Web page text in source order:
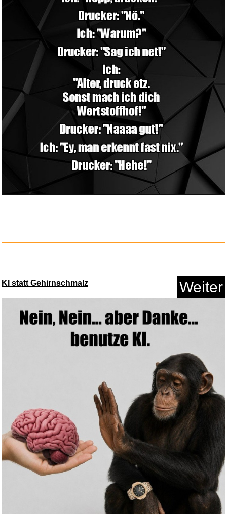
Fanny Hensel: Italian Journey...
Anzeige
Cameo AHCLFHEAVY5L hohe
Dichte...
Anzeige
KI statt Gehirnschmalz Weiter